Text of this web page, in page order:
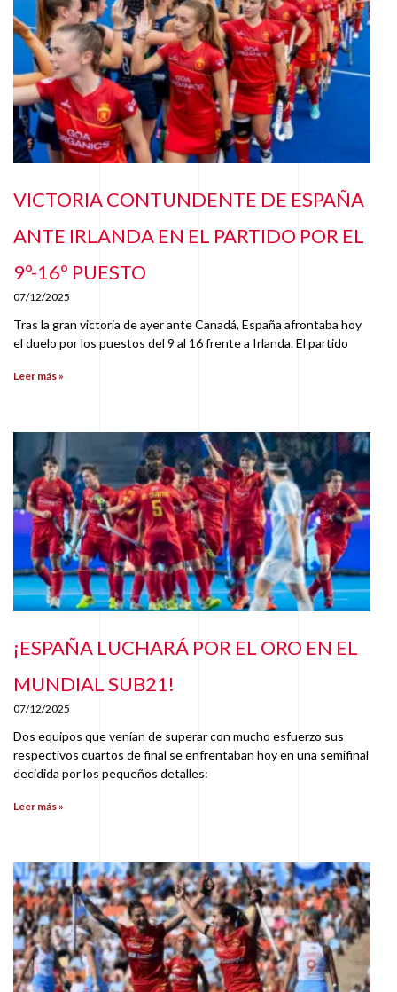
VICTORIA CONTUNDENTE DE ESPAÑA
ANTE IRLANDA EN EL PARTIDO POR EL
9º-16º PUESTO
07/12/2025
Tras la gran victoria de ayer ante Canadá, España afrontaba hoy
el duelo por los puestos del 9 al 16 frente a Irlanda. El partido
Leer más »
¡ESPAÑA LUCHARÁ POR EL ORO EN EL
MUNDIAL SUB21!
07/12/2025
Dos equipos que venían de superar con mucho esfuerzo sus
respectivos cuartos de final se enfrentaban hoy en una semifinal
decidida por los pequeños detalles:
Leer más »